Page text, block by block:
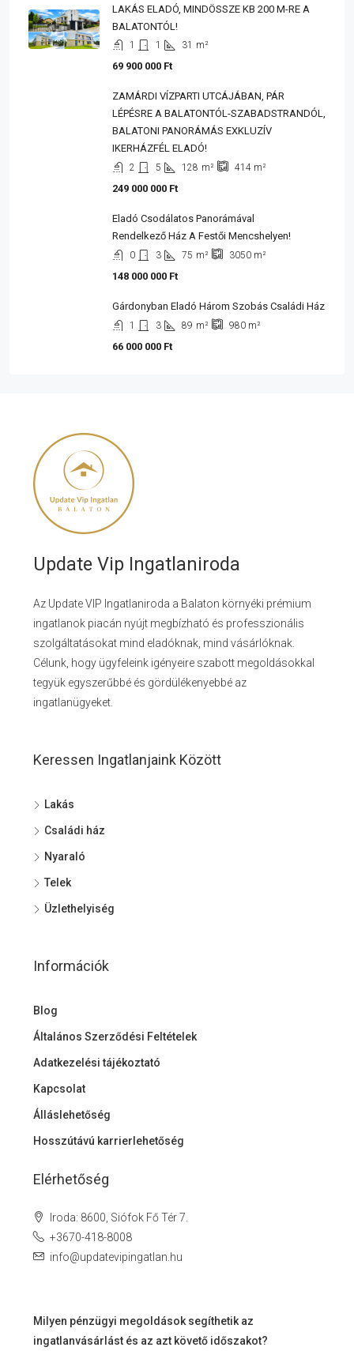
LAKÁS ELADÓ, MINDÖSSZE KB 200 M-RE A
BALATONTÓL!
1 1 31 m²
69 900 000 Ft
ZAMÁRDI VÍZPARTI UTCÁJÁBAN, PÁR
LÉPÉSRE A BALATONTÓL-SZABADSTRANDÓL,
BALATONI PANORÁMÁS EXKLUZÍV
IKERHÁZFÉL ELADÓ!
2 5 128 m² 414 m²
249 000 000 Ft
Eladó Csodálatos Panorámával
Rendelkező Ház A Festői Mencshelyen!
0 3 75 m² 3050 m²
148 000 000 Ft
Gárdonyban Eladó Három Szobás Családi Ház
1 3 89 m² 980 m²
66 000 000 Ft
Update Vip Ingatlaniroda
Az Update VIP Ingatlaniroda a Balaton környéki prémium
ingatlanok piacán nyújt megbízható és professzionális
szolgáltatásokat mind eladóknak, mind vásárlóknak.
Célunk, hogy ügyfeleink igényeire szabott megoldásokkal
tegyük egyszerűbbé és gördülékenyebbé az
ingatlanügyeket.
Keressen Ingatlanjaink Között
Lakás
Családi ház
Nyaraló
Telek
Üzlethelyiség
Információk
Blog
Általános Szerződési Feltételek
Adatkezelési tájékoztató
Kapcsolat
Álláslehetőség
Hosszútávú karrierlehetőség
Elérhetőség
Iroda: 8600, Siófok Fő Tér 7.
+3670-418-8008
info@updatevipingatlan.hu
Milyen pénzügyi megoldások segíthetik az
ingatlanvásárlást és az azt követő időszakot?